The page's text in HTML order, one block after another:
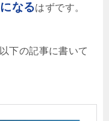
なるはずです。
下の記事に書いて